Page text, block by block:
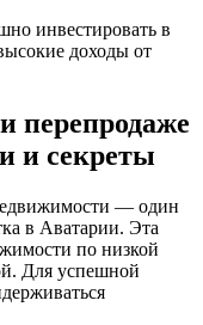
инвестировать в
доходы от
перепродаже
и секреты
— один
в Аватарии. Эта
по низкой
Для успешной